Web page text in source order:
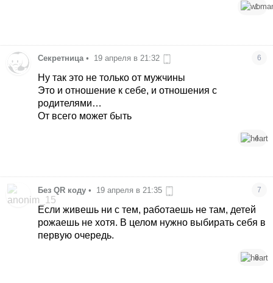
1
Секретница • 19 апреля в 21:32 6
Ну так это не только от мужчины
Это и отношение к себе, и отношения с
родителями…
От всего может быть
4
Без QR коду • 19 апреля в 21:35 7
Если живешь ни с тем, работаешь не там, детей
рожаешь не хотя. В целом нужно выбирать себя в
первую очередь.
8